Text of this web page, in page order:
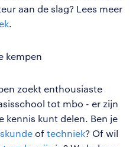
aan de slag? Lees meer
.
kempen
zoekt enthousiaste
tot mbo - er zijn
kennis kunt delen. Ben je
of techniek? Of wil